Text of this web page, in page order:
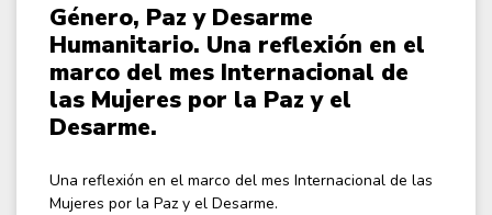
Género, Paz y Desarme
Humanitario. Una reflexión en el
marco del mes Internacional de
las Mujeres por la Paz y el
Desarme.
Una reflexión en el marco del mes Internacional de las
Mujeres por la Paz y el Desarme.